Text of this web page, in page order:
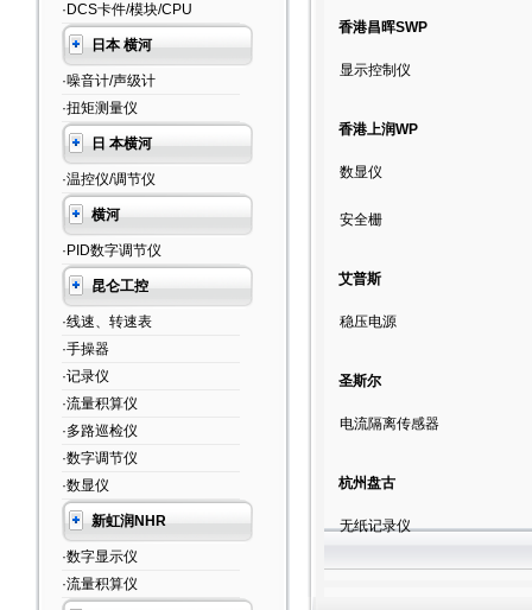
·DCS卡件/模块/CPU
日本 横河
·噪音计/声级计
·扭矩测量仪
日 本横河
·温控仪/调节仪
横河
·PID数字调节仪
昆仑工控
·线速、转速表
·手操器
·记录仪
·流量积算仪
·多路巡检仪
·数字调节仪
·数显仪
新虹润NHR
·数字显示仪
·流量积算仪
香港昌晖SWP
显示控制仪
香港上润WP
数显仪
安全栅
艾普斯
稳压电源
圣斯尔
电流隔离传感器
杭州盘古
无纸记录仪